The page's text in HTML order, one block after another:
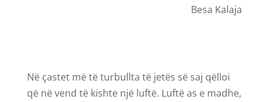
Besa Kalaja
Në çastet më të turbullta të jetës së saj qëlloi
që në vend të kishte një luftë. Luftë as e madhe,